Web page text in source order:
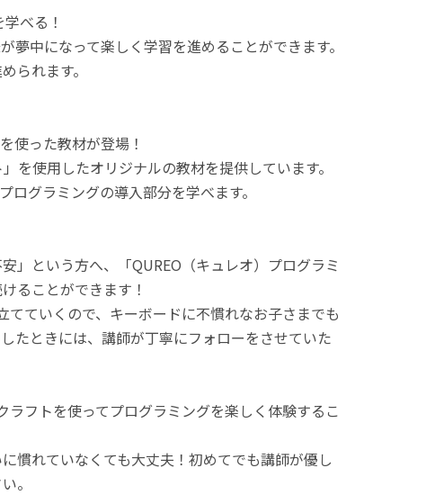
べる！
中になって楽しく学習を進めることができます。
られます。
使った教材が登場！
を使用したオリジナルの教材を提供しています。
グラミングの導入部分を学べます。
」という方へ、「QUREO（キュレオ）プログラミ
ることができます！
ていくので、キーボードに不慣れなお子さまでも
たときには、講師が丁寧にフォローをさせていた
フトを使ってプログラミングを楽しく体験するこ
慣れていなくても大丈夫！初めてでも講師が優し
。